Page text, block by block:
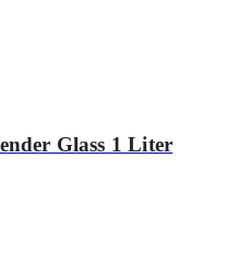
Glass 1 Liter